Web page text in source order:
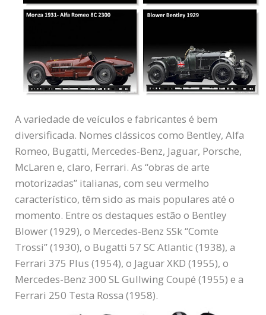
A variedade de veículos e fabricantes é bem
diversificada. Nomes clássicos como Bentley, Alfa
Romeo, Bugatti, Mercedes-Benz, Jaguar, Porsche,
McLaren e, claro, Ferrari. As “obras de arte
motorizadas” italianas, com seu vermelho
característico, têm sido as mais populares até o
momento. Entre os destaques estão o Bentley
Blower (1929), o Mercedes-Benz SSk “Comte
Trossi” (1930), o Bugatti 57 SC Atlantic (1938), a
Ferrari 375 Plus (1954), o Jaguar XKD (1955), o
Mercedes-Benz 300 SL Gullwing Coupé (1955) e a
Ferrari 250 Testa Rossa (1958).